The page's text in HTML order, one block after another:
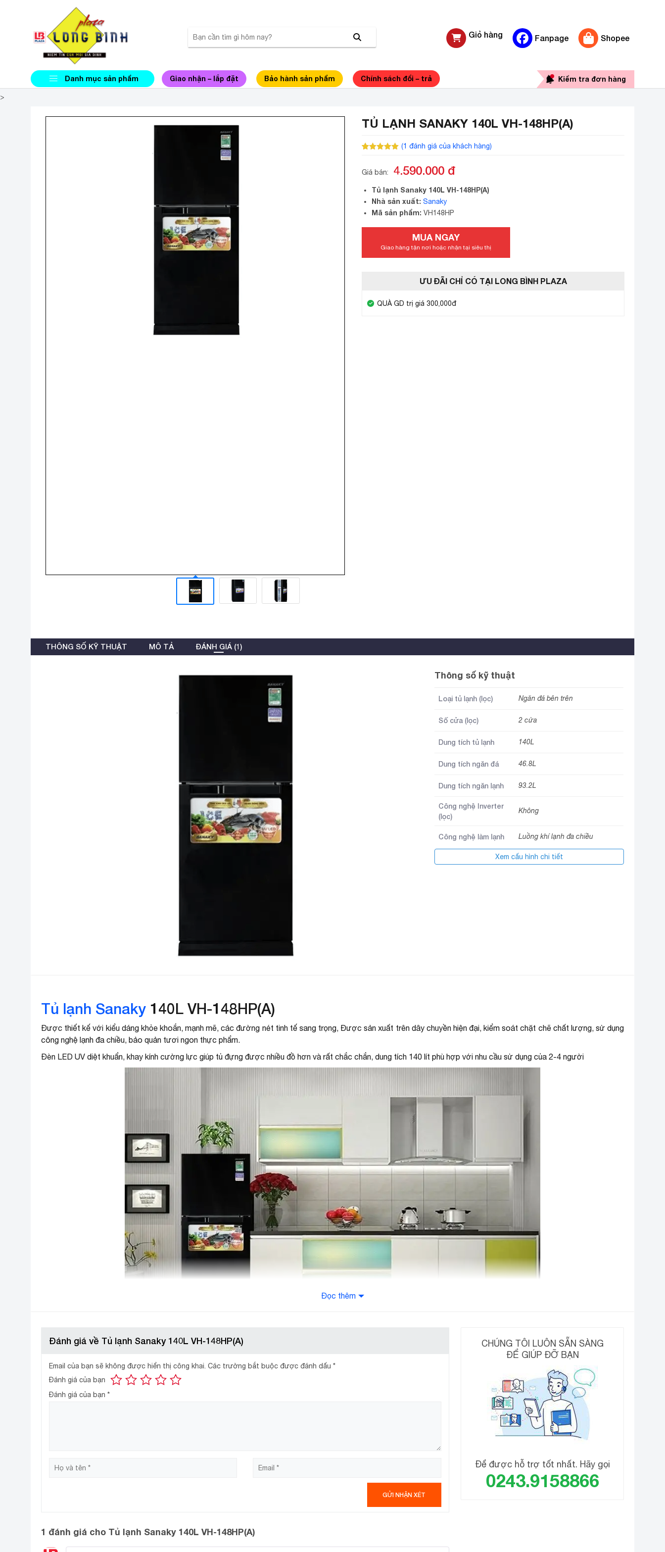
Giỏ hàng Fanpage Shopee
Danh mục sản phẩm Giao nhận – lắp đặt Bảo hành sản phẩm Chính sách đổi – trả Kiểm tra đơn hàng
>
TỦ LẠNH SANAKY 140L VH-148HP(A)
đánh giá
(1 đánh giá của khách hàng)
Giá bán: 4.590.000 đ
Tủ lạnh Sanaky 140L VH-148HP(A)
Nhà sản xuất: Sanaky
Mã sản phẩm: VH148HP
MUA NGAY
Giao hàng tận nơi hoặc nhận tại siêu thị
ƯU ĐÃI CHỈ CÓ TẠI LONG BÌNH PLAZA
QUÀ GD trị giá 300,000đ
THÔNG SỐ KỸ THUẬT MÔ TẢ ĐÁNH GIÁ (1)
Thông số kỹ thuật
Loại tủ lạnh (lọc) Ngăn đá bên trên
Số cửa (lọc) 2 cửa
Dung tích tủ lạnh 140L
Dung tích ngăn đá 46.8L
Dung tích ngăn lạnh 93.2L
Công nghệ Inverter
(lọc)
Không
Công nghệ làm lạnh Luồng khí lạnh đa chiều
Công nghệ kháng
khuẩn
Tia cực tím – UV LED
Xem cấu hình chi tiết
Tủ lạnh Sanaky 140L VH-148HP(A)
Được thiết kế với kiểu dáng khỏe khoắn, mạnh mẽ, các đường nét tinh tế sang trọng, Được sản xuất trên dây chuyền hiện đại, kiểm soát chặt chẽ chất lượng, sử dụng
công nghệ lạnh đa chiều, bảo quản tươi ngon thực phẩm.
Đèn LED UV diệt khuẩn, khay kính cường lực giúp tủ đựng được nhiều đồ hơn và rất chắc chắn, dung tích 140 lít phù hợp với nhu cầu sử dụng của 2-4 người
Hệ thống làm lạnh đa chiều
Đọc thêm
Đánh giá về Tủ lạnh Sanaky 140L VH-148HP(A)
Email của bạn sẽ không được hiển thị công khai. Các trường bắt buộc được đánh dấu *
Đánh giá của bạn
Đánh giá của bạn *
1 đánh giá cho Tủ lạnh Sanaky 140L VH-148HP(A)
CHÚNG TÔI LUÔN SẴN SÀNG
ĐỂ GIÚP ĐỠ BẠN
Để được hỗ trợ tốt nhất. Hãy gọi
0243.9158866